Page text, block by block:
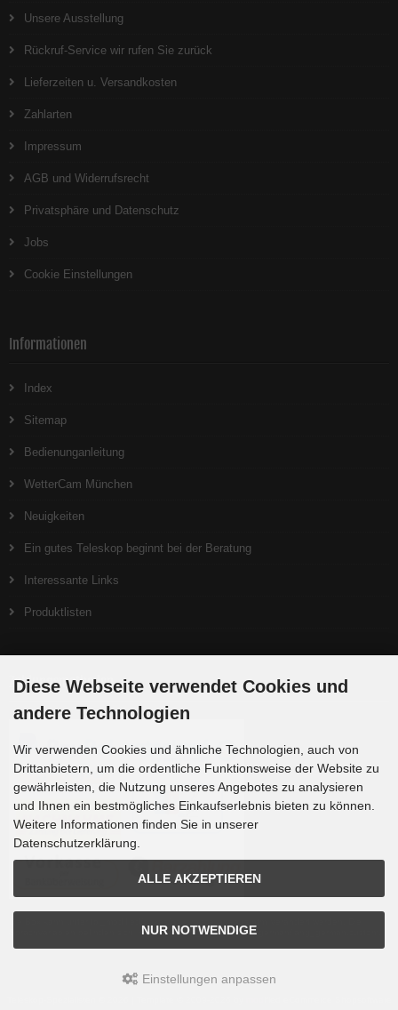
Unsere Ausstellung
Rückruf-Service wir rufen Sie zurück
Lieferzeiten u. Versandkosten
Zahlarten
Impressum
AGB und Widerrufsrecht
Privatsphäre und Datenschutz
Jobs
Cookie Einstellungen
Informationen
Index
Sitemap
Bedienunganleitung
WetterCam München
Neuigkeiten
Ein gutes Teleskop beginnt bei der Beratung
Interessante Links
Produktlisten
Zahlungsmethoden
Sprachvariablen befinden sich in der Datei tpl_modified/lang/german/lang_german.custom.
Diese Webseite verwendet Cookies und
andere Technologien
Wir verwenden Cookies und ähnliche Technologien, auch von
Drittanbietern, um die ordentliche Funktionsweise der Website zu
gewährleisten, die Nutzung unseres Angebotes zu analysieren
und Ihnen ein bestmögliches Einkaufserlebnis bieten zu können.
Weitere Informationen finden Sie in unserer
Datenschutzerklärung.
ALLE AKZEPTIEREN
NUR NOTWENDIGE
Einstellungen anpassen